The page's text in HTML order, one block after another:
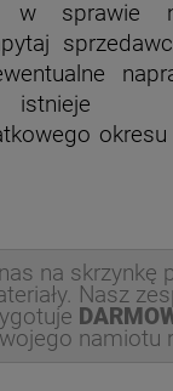
w sprawie
na skrzynkę
Nasz
namiotu